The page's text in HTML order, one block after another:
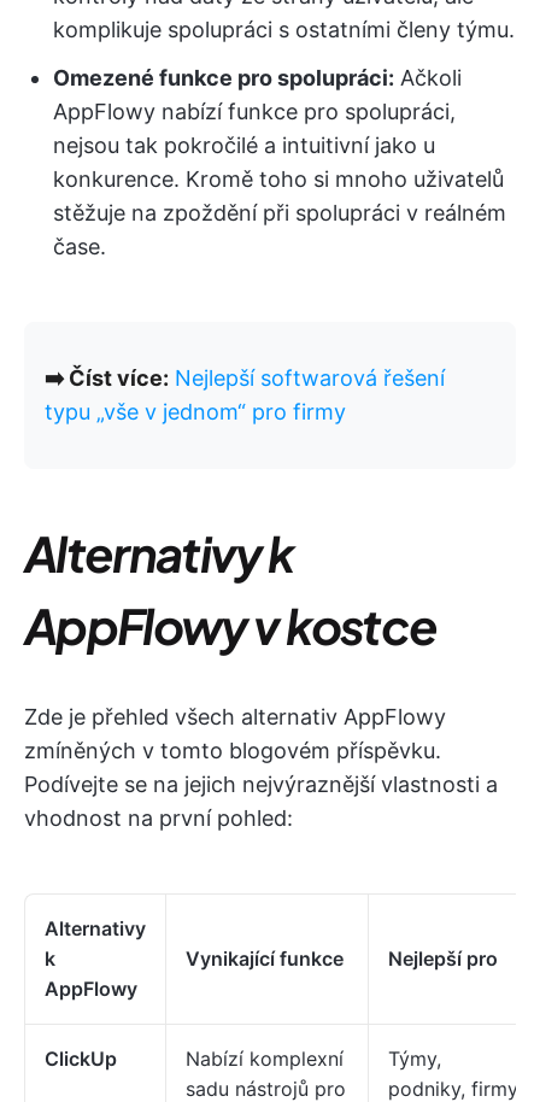
komplikuje spolupráci s ostatními členy týmu.
Omezené funkce pro spolupráci: Ačkoli
AppFlowy nabízí funkce pro spolupráci,
nejsou tak pokročilé a intuitivní jako u
konkurence. Kromě toho si mnoho uživatelů
stěžuje na zpoždění při spolupráci v reálném
čase.
➡️ Číst více: Nejlepší softwarová řešení
typu „vše v jednom“ pro firmy
Alternativy k
AppFlowy v kostce
Zde je přehled všech alternativ AppFlowy
zmíněných v tomto blogovém příspěvku.
Podívejte se na jejich nejvýraznější vlastnosti a
vhodnost na první pohled:
Alternativy
k
AppFlowy
Vynikající funkce Nejlepší pro
ClickUp
Nabízí komplexní
sadu nástrojů pro
Týmy,
podniky, firmy